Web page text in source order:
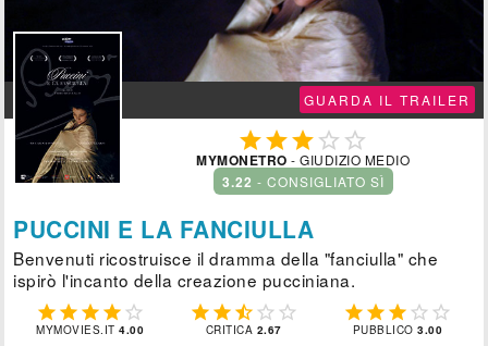
GUARDA IL TRAILER
  
MYMONETRO - GIUDIZIO MEDIO
3.22 - CONSIGLIATO SÌ
PUCCINI E LA FANCIULLA
Benvenuti ricostruisce il dramma della "fanciulla" che
ispirò l'incanto della creazione pucciniana.
    
MYMOVIES.IT4.00
    
CRITICA 2.67
    
PUBBLICO3.00